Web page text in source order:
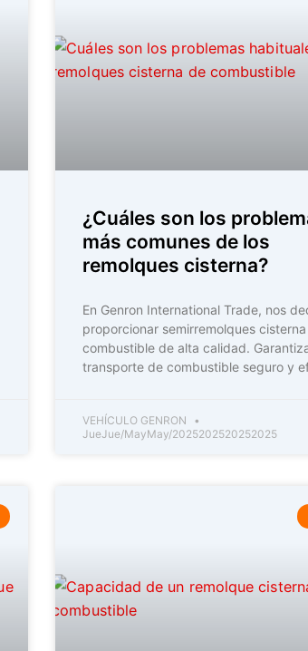
¿Cuáles son los
más comunes de los
remolques cisterna?
En Genron International Trade, nos
proporcionar semirremolques
combustible de alta calidad.
transporte de combustible seguro y
VEHÍCULO GENRON
JueJue/MayMay/2025202520252025